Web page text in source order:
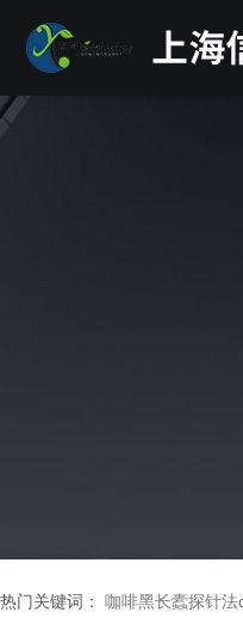
热门关键词： 咖啡黑长蠹探针法